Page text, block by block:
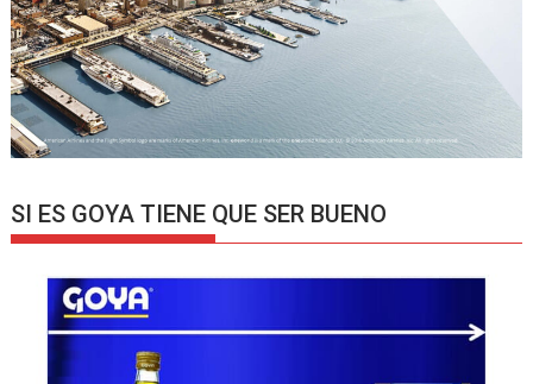
SI ES GOYA TIENE QUE SER BUENO